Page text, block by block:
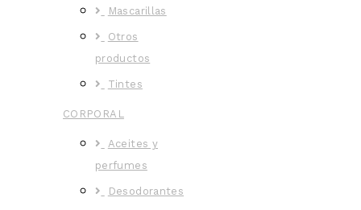
Mascarillas
Otros
productos
Tintes
CORPORAL
Aceites y
perfumes
Desodorantes